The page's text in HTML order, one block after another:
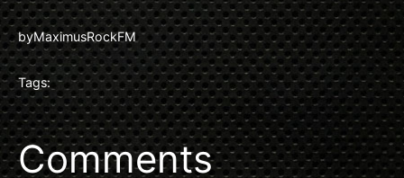
byMaximusRockFM
Tags:
Comments